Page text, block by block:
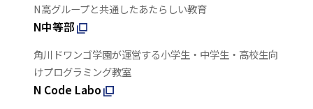
N高グループと共通したあたらしい教育
N中等部
角川ドワンゴ学園が運営する小学生・中学生・高校生向
けプログラミング教室
N Code Labo